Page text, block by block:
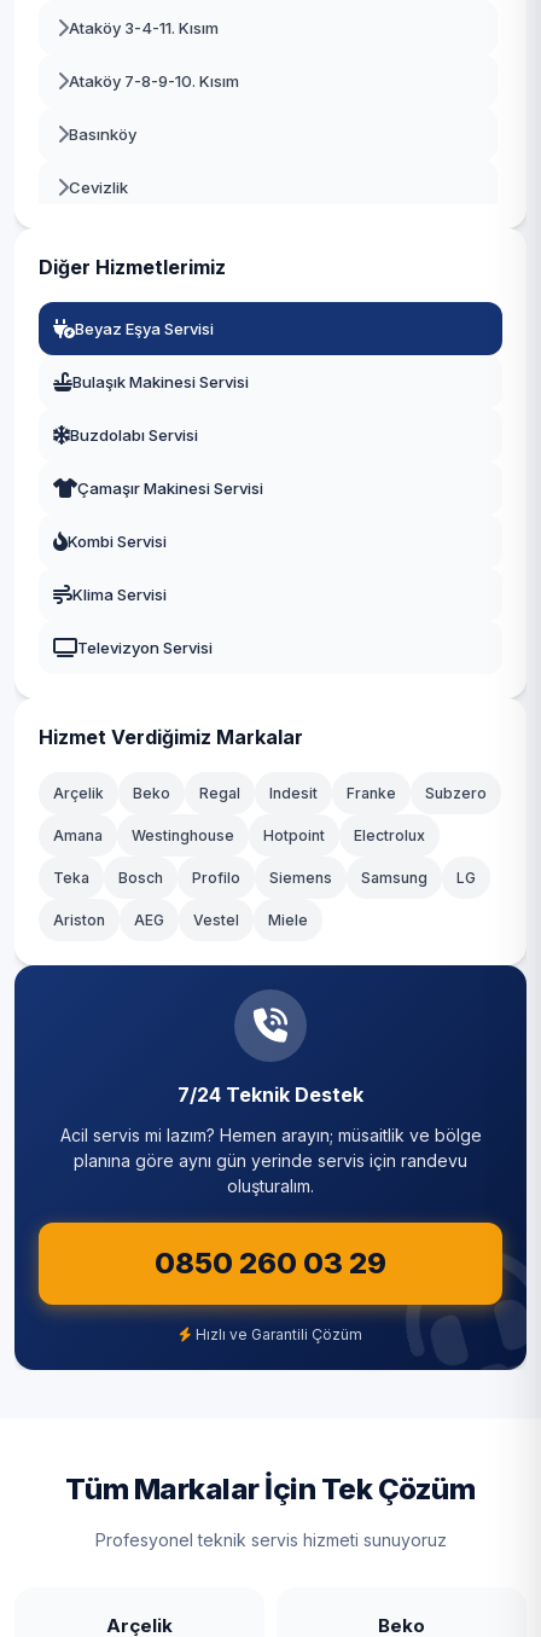
Beykoz
Beylikdüzü
Çekmeköy
Esenler
Kağıthane
Kartal
Küçükçekmece
Sultanbeyli
Şişli
Tuzla
Üsküdar
Zeytinburnu
Ataköy 3-4-11. Kısım
Ataköy 7-8-9-10. Kısım
Basınköy
Cevizlik
Diğer Hizmetlerimiz
Beyaz Eşya Servisi
Bulaşık Makinesi Servisi
Buzdolabı Servisi
Çamaşır Makinesi Servisi
Kombi Servisi
Klima Servisi
Televizyon Servisi
Hizmet Verdiğimiz Markalar
Arçelik Beko Regal Indesit Franke Subzero
Amana Westinghouse Hotpoint Electrolux
Teka Bosch Profilo Siemens Samsung LG
Ariston AEG Vestel Miele
7/24 Teknik Destek
Acil servis mi lazım? Hemen arayın; müsaitlik ve bölge
planına göre aynı gün yerinde servis için randevu
oluşturalım.
0850 260 03 29
Hızlı ve Garantili Çözüm
Tüm Markalar İçin Tek Çözüm
Profesyonel teknik servis hizmeti sunuyoruz
Arçelik Beko